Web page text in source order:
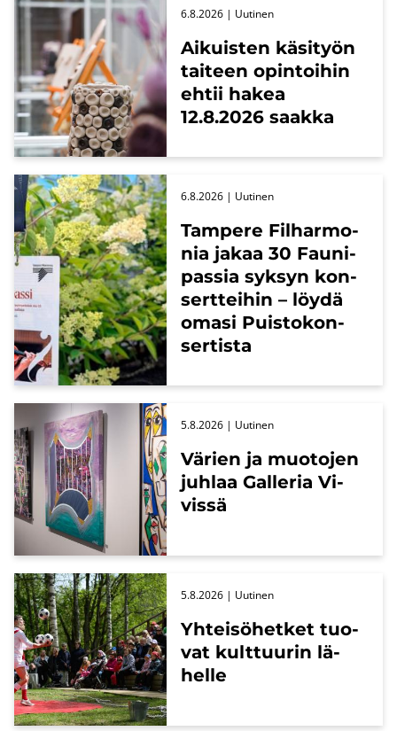
Ai­kuis­ten kä­si­työn
tai­teen opin­toi­hin
ehtii hakea
12.8.2026 saak­ka
6.8.2026 | Uu­ti­nen
Tam­pe­re Fil­har­mo­
nia jakaa 30 Fau­ni­
pas­sia syk­syn kon­
sert­tei­hin – löydä
omasi Puis­to­kon­
ser­tis­ta
6.8.2026 | Uu­ti­nen
Vä­rien ja muo­to­jen
juh­laa Gal­le­ria Vi­
vis­sä
5.8.2026 | Uu­ti­nen
Yh­tei­sö­het­ket tuo­
vat kult­tuu­rin lä­
hel­le
5.8.2026 | Uu­ti­nen